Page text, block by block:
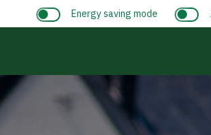
Energy saving mode